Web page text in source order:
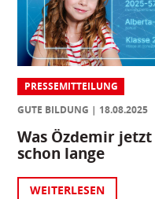
PRESSEMITTEILUNG
GUTE BILDUNG
18.08.2025
Was Özdemir
schon lange
WEITERLESEN